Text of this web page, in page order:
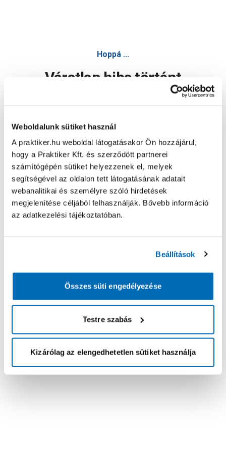
Weboldalunk sütiket használ
A praktiker.hu weboldal látogatásakor Ön hozzájárul,
hogy a Praktiker Kft. és szerződött partnerei
számítógépén sütiket helyezzenek el, melyek
segítségével az oldalon tett látogatásának adatait
webanalitikai és személyre szóló hirdetések
megjelenítése céljából felhasználják. Bővebb információ
az adatkezelési tájékoztatóban.
Beállítások
Összes süti engedélyezése
Testre szabás
Kizárólag az elengedhetetlen sütiket használja
Hoppá ...
Váratlan hiba történt
Oldal újratöltése